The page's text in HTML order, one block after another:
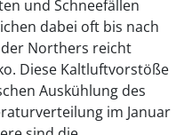
und Schneefällen
dabei oft bis nach
Northers reicht
Diese Kaltluftvorstöße
Auskühlung des
im Januar